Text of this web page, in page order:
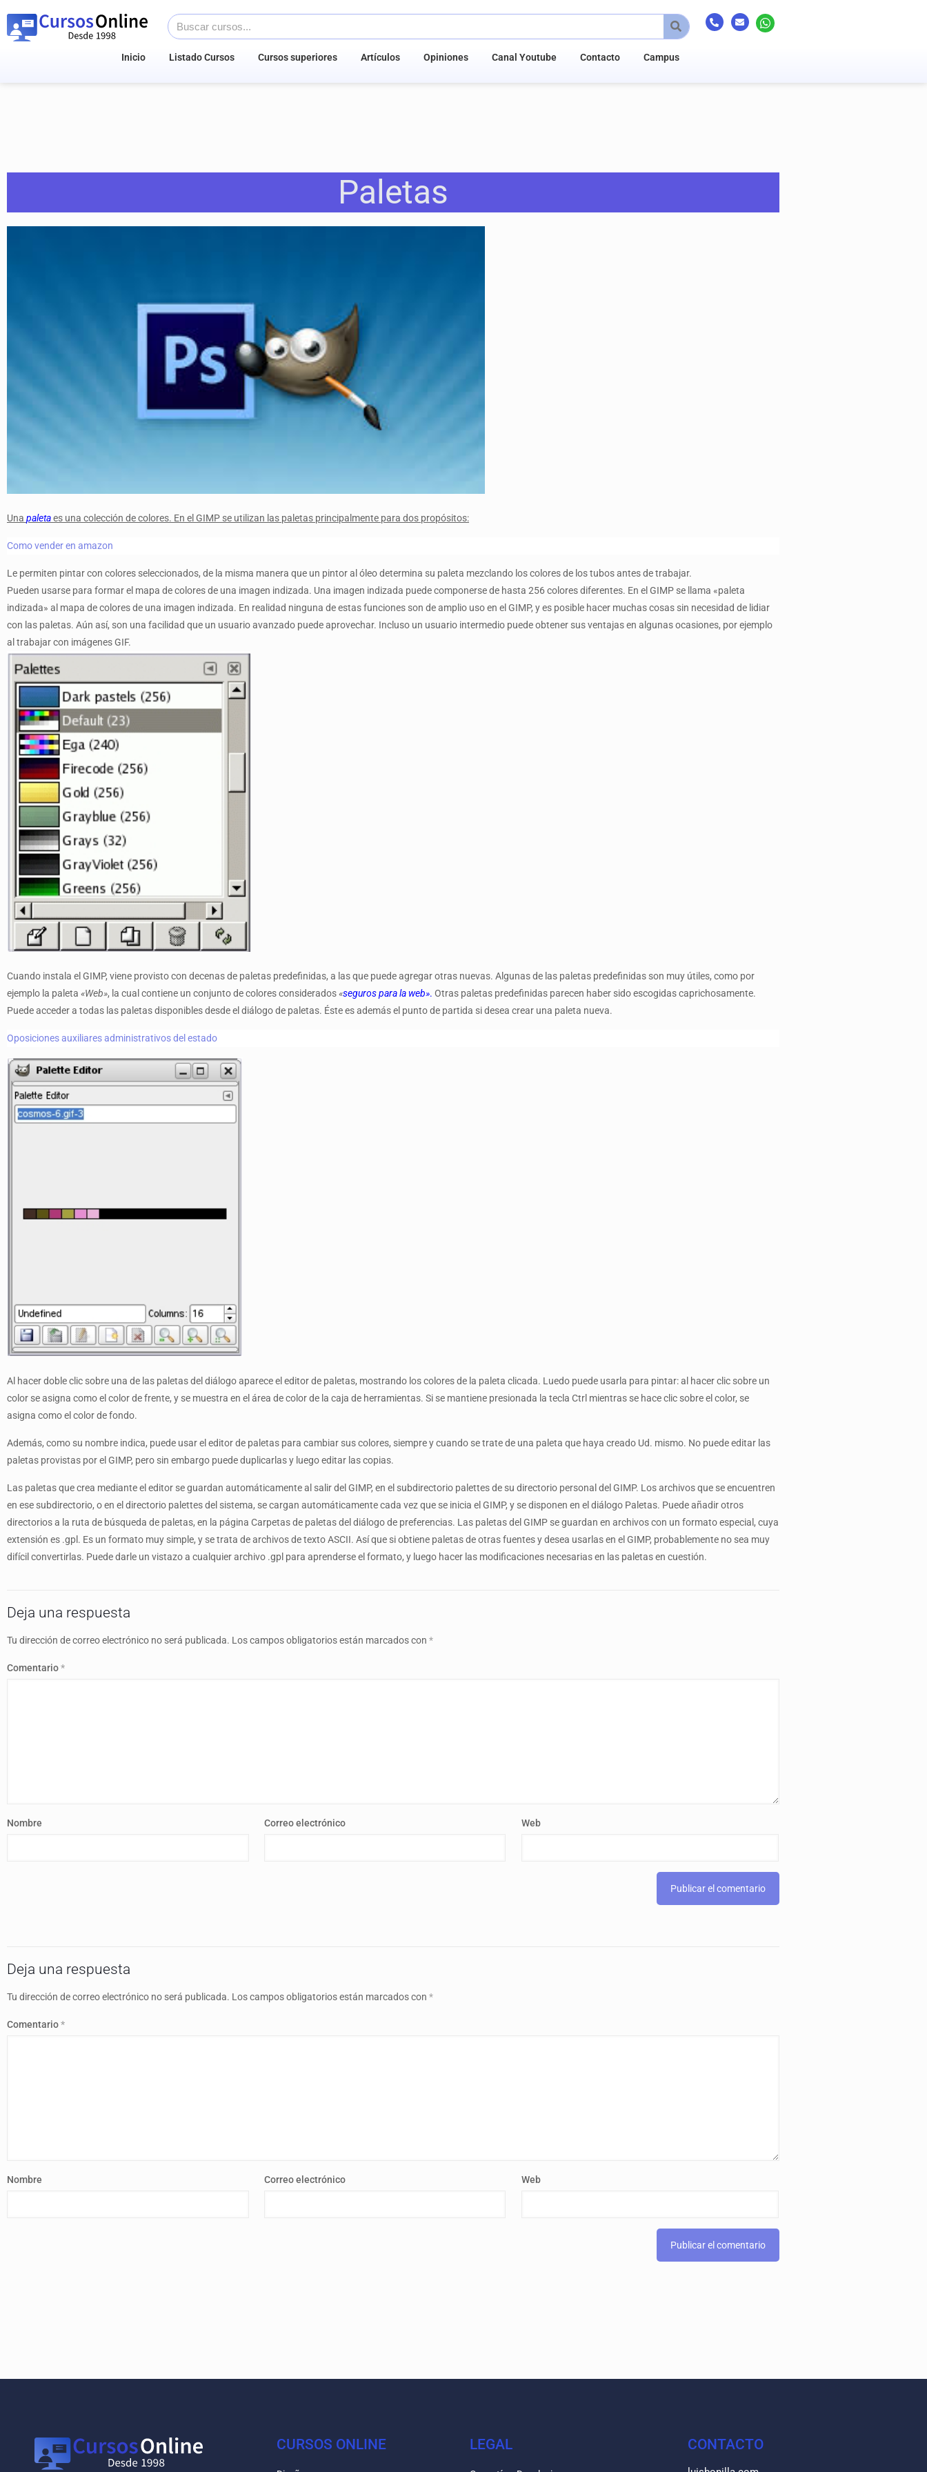
Inicio Listado Cursos Cursos superiores Artículos Opiniones Canal Youtube Contacto Campus
Paletas
Una paletaes una colección de colores. En el GIMP se utilizan las paletas principalmente para dos propósitos:
Como vender en amazon
Le permiten pintar con colores seleccionados, de la misma manera que un pintor al óleo determina su paleta mezclando los colores de los tubos antes de trabajar.
Pueden usarse para formar el mapa de colores de una imagen indizada. Una imagen indizada puede componerse de hasta 256 colores diferentes. En el GIMP se llama «paleta
indizada» al mapa de colores de una imagen indizada. En realidad ninguna de estas funciones son de amplio uso en el GIMP, y es posible hacer muchas cosas sin necesidad de lidiar
con las paletas. Aún así, son una facilidad que un usuario avanzado puede aprovechar. Incluso un usuario intermedio puede obtener sus ventajas en algunas ocasiones, por ejemplo
al trabajar con imágenes GIF.
Cuando instala el GIMP, viene provisto con decenas de paletas predefinidas, a las que puede agregar otras nuevas. Algunas de las paletas predefinidas son muy útiles, como por
ejemplo la paleta «Web», la cual contiene un conjunto de colores considerados«seguros para la web». Otras paletas predefinidas parecen haber sido escogidas caprichosamente.
Puede acceder a todas las paletas disponibles desde el diálogo de paletas. Éste es además el punto de partida si desea crear una paleta nueva.
Oposiciones auxiliares administrativos del estado
Al hacer doble clic sobre una de las paletas del diálogo aparece el editor de paletas, mostrando los colores de la paleta clicada. Luedo puede usarla para pintar: al hacer clic sobre un
color se asigna como el color de frente, y se muestra en el área de color de la caja de herramientas. Si se mantiene presionada la tecla Ctrl mientras se hace clic sobre el color, se
asigna como el color de fondo.
Además, como su nombre indica, puede usar el editor de paletas para cambiar sus colores, siempre y cuando se trate de una paleta que haya creado Ud. mismo. No puede editar las
paletas provistas por el GIMP, pero sin embargo puede duplicarlas y luego editar las copias.
Las paletas que crea mediante el editor se guardan automáticamente al salir del GIMP, en el subdirectorio palettes de su directorio personal del GIMP. Los archivos que se encuentren
en ese subdirectorio, o en el directorio palettes del sistema, se cargan automáticamente cada vez que se inicia el GIMP, y se disponen en el diálogo Paletas. Puede añadir otros
directorios a la ruta de búsqueda de paletas, en la página Carpetas de paletas del diálogo de preferencias. Las paletas del GIMP se guardan en archivos con un formato especial, cuya
extensión es .gpl. Es un formato muy simple, y se trata de archivos de texto ASCII. Así que si obtiene paletas de otras fuentes y desea usarlas en el GIMP, probablemente no sea muy
difícil convertirlas. Puede darle un vistazo a cualquier archivo .gpl para aprenderse el formato, y luego hacer las modificaciones necesarias en las paletas en cuestión.
Deja una respuesta
Tu dirección de correo electrónico no será publicada. Los campos obligatorios están marcados con *
Comentario*
Nombre Correo electrónico Web
Deja una respuesta
Tu dirección de correo electrónico no será publicada. Los campos obligatorios están marcados con *
Comentario*
Nombre Correo electrónico Web
CURSOS ONLINE LEGAL CONTACTO